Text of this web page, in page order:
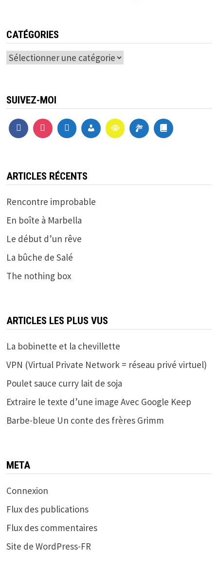
CATÉGORIES
Catégories
SUIVEZ-MOI
ARTICLES RÉCENTS
Rencontre improbable
En boîte à Marbella
Le début d’un rêve
La bûche de Salé
The nothing box
ARTICLES LES PLUS VUS
La bobinette et la chevillette
VPN (Virtual Private Network = réseau privé virtuel)
Poulet sauce curry lait de soja
Extraire le texte d’une image Avec Google Keep
Barbe-bleue Un conte des frères Grimm
META
Connexion
Flux des publications
Flux des commentaires
Site de WordPress-FR